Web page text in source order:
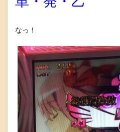
なっ！